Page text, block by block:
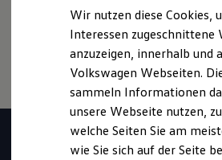
möchtest, klicke bittehier
Wir nutzen diese Cookies,
Interessen zugeschnittene
anzuzeigen, innerhalb und
Volkswagen Webseiten.
sammeln Informationen
unsere Webseite nutzen,
welche Seiten Sie am
wie Sie sich auf der Seite